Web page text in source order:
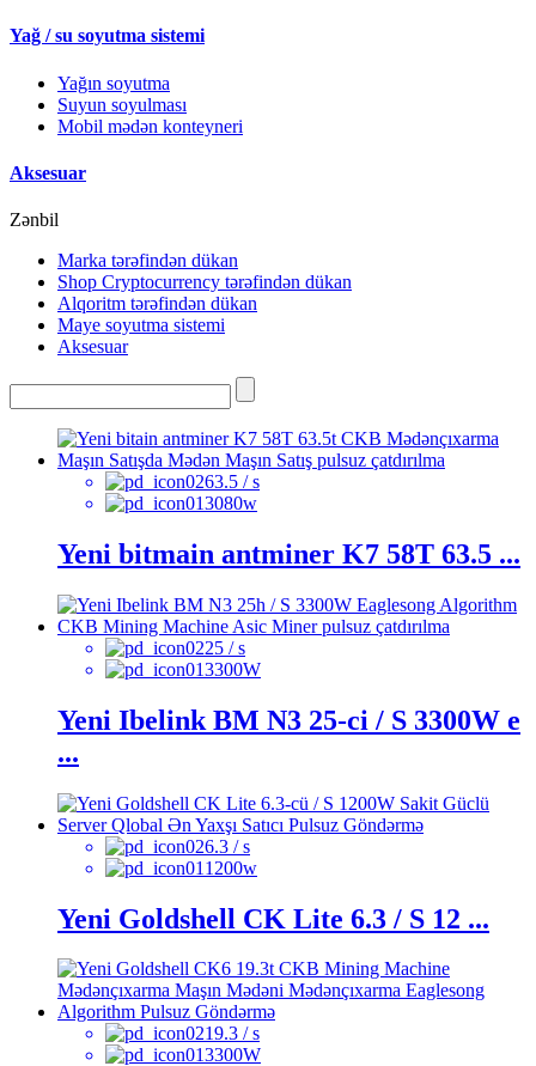
Yağ / su soyutma sistemi
Yağın soyutma
Suyun soyulması
Mobil mədən konteyneri
Aksesuar
Zənbil
Marka tərəfindən dükan
Shop Cryptocurrency tərəfindən dükan
Alqoritm tərəfindən dükan
Maye soyutma sistemi
Aksesuar
63.5 / s
3080w
Yeni bitmain antminer K7 58T 63.5 ...
25 / s
3300W
Yeni Ibelink BM N3 25-ci / S 3300W e
...
6.3 / s
1200w
Yeni Goldshell CK Lite 6.3 / S 12 ...
19.3 / s
3300W